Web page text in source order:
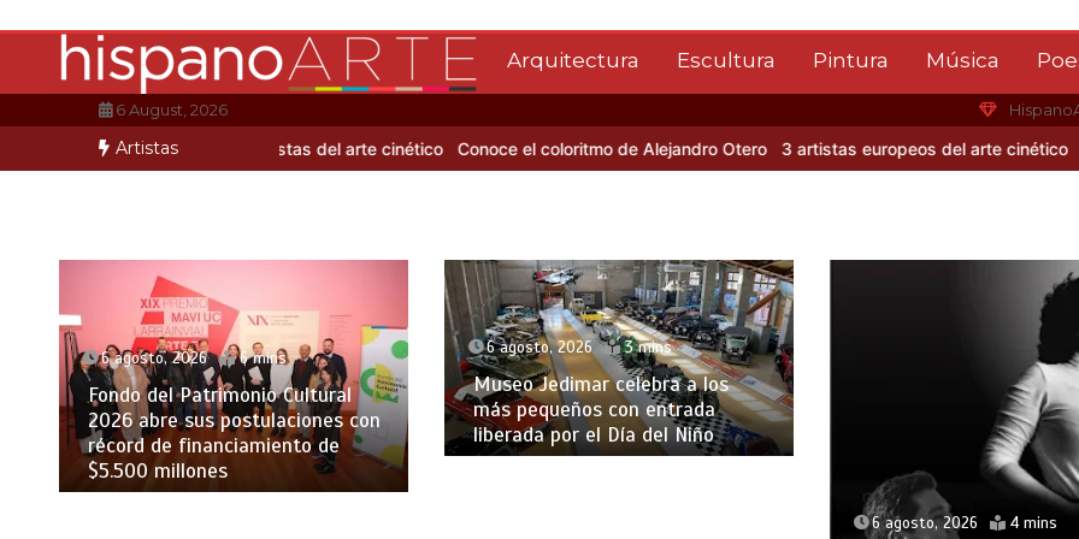
Arquitectura Escultura Pintura Música
6 August, 2026
Artistas
Mario Benedetti 3 artistas del arte cinético Conoce el coloritmo de Alejandro Otero 3 artistas europeos del arte cinético Albert
6 agosto, 2026 6 mins
Fondo del Patrimonio Cultural
2026 abre sus postulaciones con
récord de financiamiento de
$5.500 millones
6 agosto, 2026 3 mins
Museo Jedimar celebra a los
más pequeños con entrada
liberada por el Día del Niño
6 agosto, 2026 4 mins